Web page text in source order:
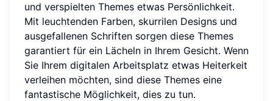
und verspielten Themes etwas Persönlichkeit.
Mit leuchtenden Farben, skurrilen Designs und
ausgefallenen Schriften sorgen diese Themes
garantiert für ein Lächeln in Ihrem Gesicht. Wenn
Sie Ihrem digitalen Arbeitsplatz etwas Heiterkeit
verleihen möchten, sind diese Themes eine
fantastische Möglichkeit, dies zu tun.